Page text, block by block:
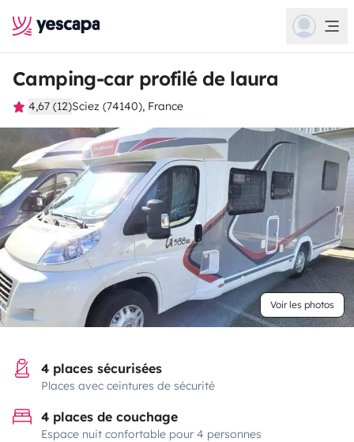
Camping-car profilé de laura
4,67 (12)Sciez (74140), France
Voir les photos
4 places sécurisées
Places avec ceintures de sécurité
4 places de couchage
Espace nuit confortable pour 4 personnes